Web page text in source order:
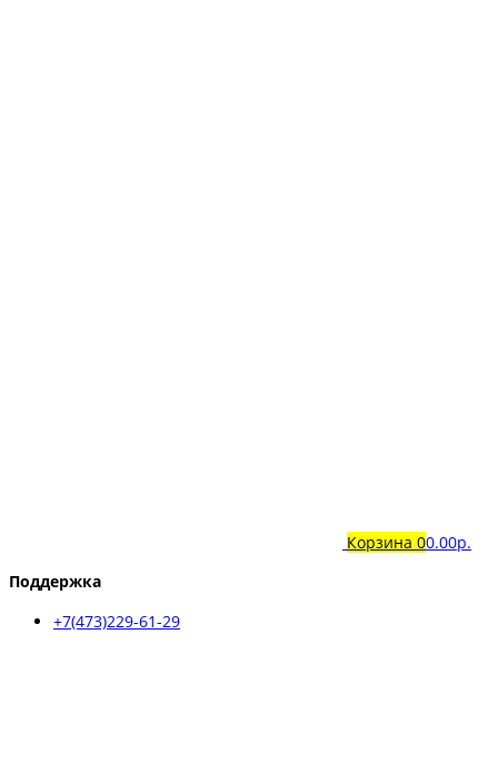
Корзина 00.00р.
Поддержка
+7(473)229-61-29